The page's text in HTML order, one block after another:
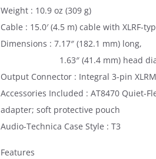
Weight : 10.9 oz (309 g)
Cable : 15.0′ (4.5 m) cable with
Dimensions : 7.17″ (182.1 mm) long,
1.63″ (41.4 mm) head
Output Connector : Integral 3-pin
Accessories Included : AT8470 Quiet-
adapter; soft protective pouch
Audio-Technica Case Style : T3
Features